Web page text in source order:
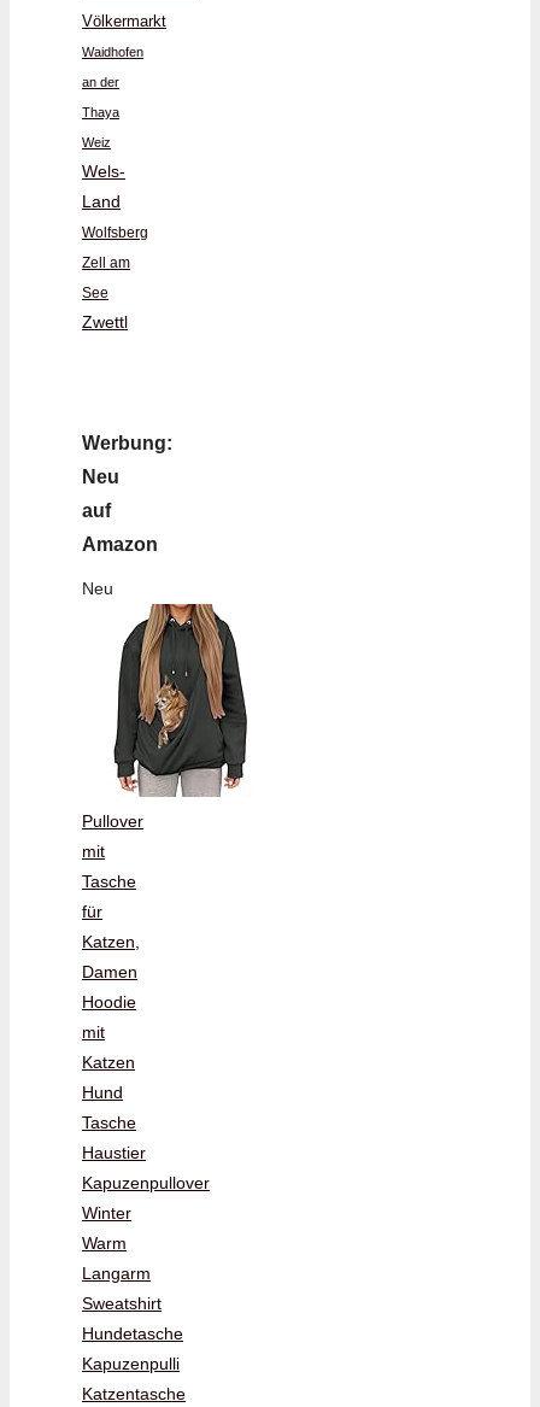
Völkermarkt
Waidhofen
an der
Thaya
Weiz
Wels-
Land
Wolfsberg
Zell am
See
Zwettl
Werbung:
Neu
auf
Amazon
Neu
Pullover
mit
Tasche
für
Katzen,
Damen
Hoodie
mit
Katzen
Hund
Tasche
Haustier
Kapuzenpullover
Winter
Warm
Langarm
Sweatshirt
Hundetasche
Kapuzenpulli
Katzentasche